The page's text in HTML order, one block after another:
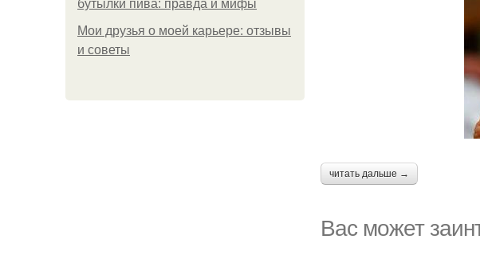
бутылки пива: правда и мифы
Мои друзья о моей карьере: отзывы
и советы
читать дальше →
Вас может